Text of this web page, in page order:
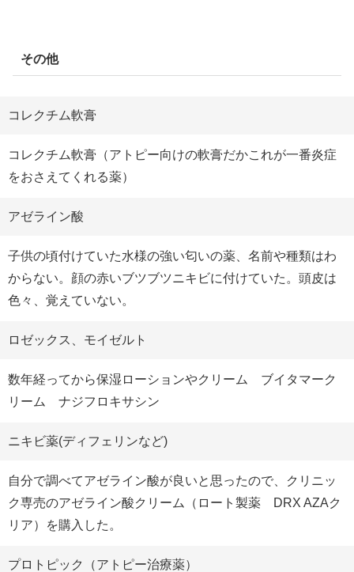
その他
コレクチム軟膏
コレクチム軟膏（アトピー向けの軟膏だかこれが一番炎症
をおさえてくれる薬）
アゼライン酸
子供の頃付けていた水様の強い匂いの薬、名前や種類はわ
からない。顔の赤いブツブツニキビに付けていた。頭皮は
色々、覚えていない。
ロゼックス、モイゼルト
数年経ってから保湿ローションやクリーム ブイタマーク
リーム ナジフロキサシン
ニキビ薬(ディフェリンなど)
自分で調べてアゼライン酸が良いと思ったので、クリニッ
ク専売のアゼライン酸クリーム（ロート製薬 DRX AZAク
リア）を購入した。
プロトピック（アトピー治療薬）